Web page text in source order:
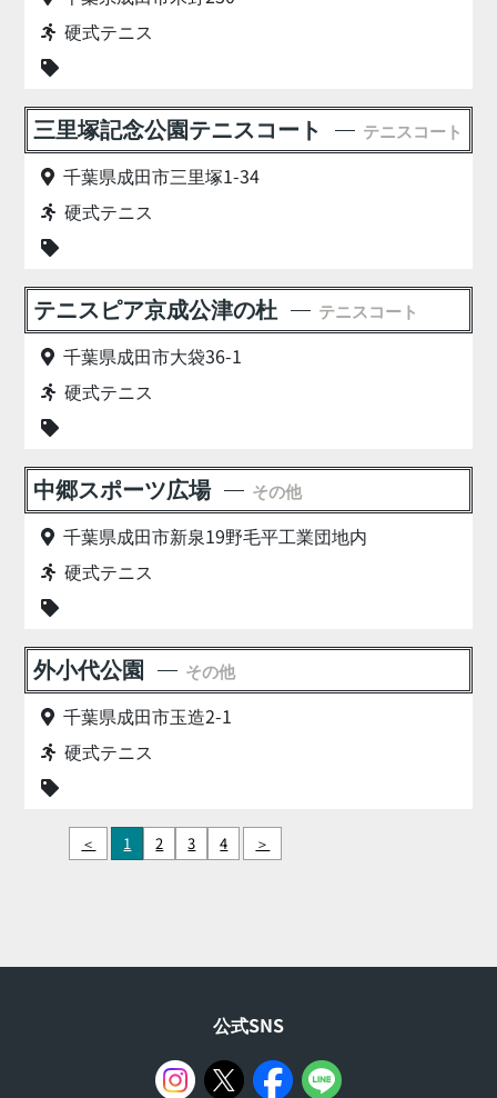
硬式テニス
三里塚記念公園テニスコート テニスコート
千葉県成田市三里塚1-34
硬式テニス
テニスピア京成公津の杜 テニスコート
千葉県成田市大袋36-1
硬式テニス
中郷スポーツ広場 その他
千葉県成田市新泉19野毛平工業団地内
硬式テニス
外小代公園 その他
千葉県成田市玉造2-1
硬式テニス
＜ 1 2 3 4 ＞
公式SNS